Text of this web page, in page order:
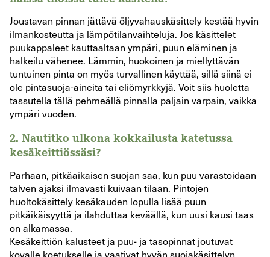
Joustavan pinnan jättävä öljyvahauskäsittely kestää hyvin
ilmankosteutta ja lämpötilanvaihteluja. Jos käsittelet
puukappaleet kauttaaltaan ympäri, puun eläminen ja
halkeilu vähenee. Lämmin, huokoinen ja miellyttävän
tuntuinen pinta on myös turvallinen käyttää, sillä siinä ei
ole pintasuoja-aineita tai eliömyrkkyjä. Voit siis huoletta
tassutella tällä pehmeällä pinnalla paljain varpain, vaikka
ympäri vuoden.
2. Nautitko ulkona kokkailusta katetussa
kesäkeittiössäsi?
Parhaan, pitkäaikaisen suojan saa, kun puu varastoidaan
talven ajaksi ilmavasti kuivaan tilaan. Pintojen
huoltokäsittely kesäkauden lopulla lisää puun
pitkäikäisyyttä ja ilahduttaa keväällä, kun uusi kausi taas
on alkamassa.
Kesäkeittiön kalusteet ja puu- ja tasopinnat joutuvat
kovalle koetukselle ja vaativat hyvän suojakäsittelyn.